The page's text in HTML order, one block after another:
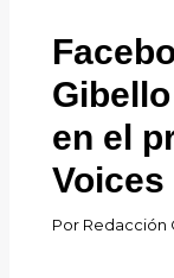
en el
Voices
Por Redacción